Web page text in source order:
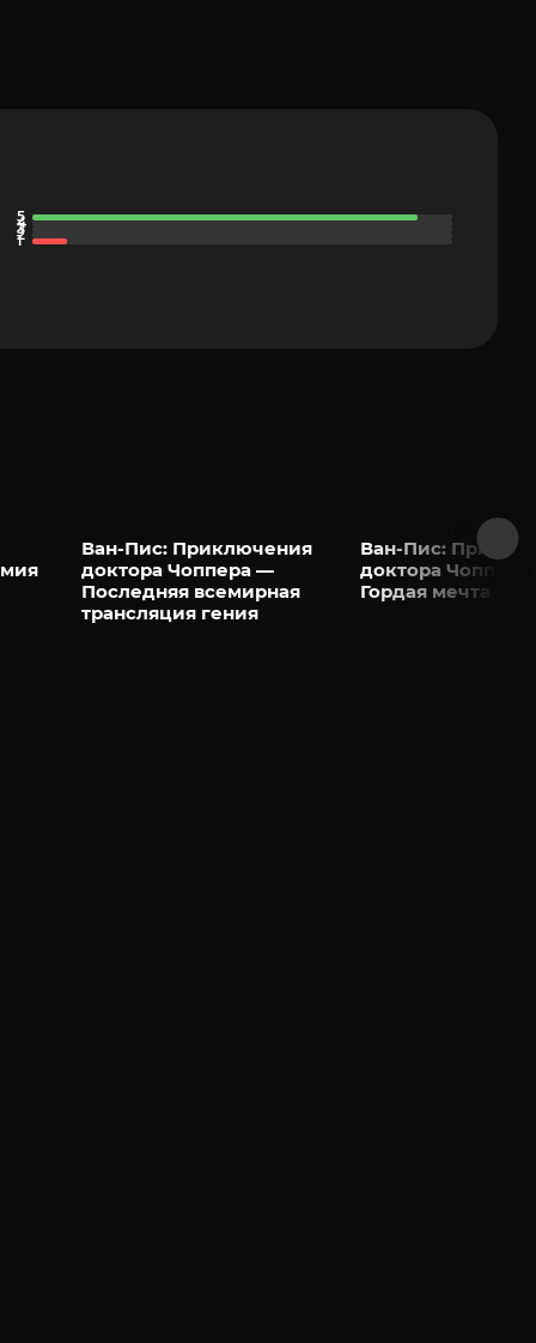
Ван-Пис: Приключения
доктора Чоппера —
Последняя всемирная
трансляция гения
Ван-Пис:
доктора
Гордая мечта